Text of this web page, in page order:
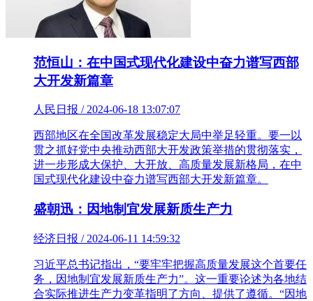
范恒山：在中国式现代化建设中奋力谱写西部
大开发新篇章
人民日报 / 2024-06-18 13:07:07
西部地区在全国改革发展稳定大局中举足轻重。要一以
贯之抓好党中央推动西部大开发政策举措的贯彻落实，
进一步形成大保护、大开放、高质量发展新格局，在中
国式现代化建设中奋力谱写西部大开发新篇章。
盛朝迅：因地制宜发展新质生产力
经济日报 / 2024-06-11 14:59:32
习近平总书记指出，“要牢牢把握高质量发展这个首要任
务，因地制宜发展新质生产力”。这一重要论述为各地结
合实际推进生产力变革指明了方向、提供了遵循。“因地